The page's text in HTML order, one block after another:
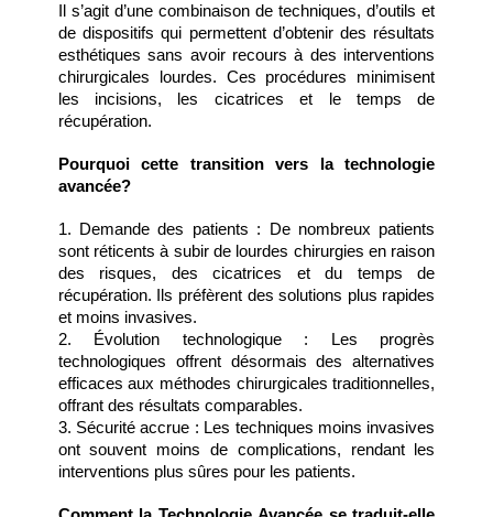
Il s’agit d’une combinaison de techniques, d’outils et
de dispositifs qui permettent d’obtenir des résultats
esthétiques sans avoir recours à des interventions
chirurgicales lourdes. Ces procédures minimisent
les incisions, les cicatrices et le temps de
récupération.
Pourquoi cette transition vers la technologie
avancée?
1. Demande des patients : De nombreux patients
sont réticents à subir de lourdes chirurgies en raison
des risques, des cicatrices et du temps de
récupération. Ils préfèrent des solutions plus rapides
et moins invasives.
2. Évolution technologique : Les progrès
technologiques offrent désormais des alternatives
efficaces aux méthodes chirurgicales traditionnelles,
offrant des résultats comparables.
3. Sécurité accrue : Les techniques moins invasives
ont souvent moins de complications, rendant les
interventions plus sûres pour les patients.